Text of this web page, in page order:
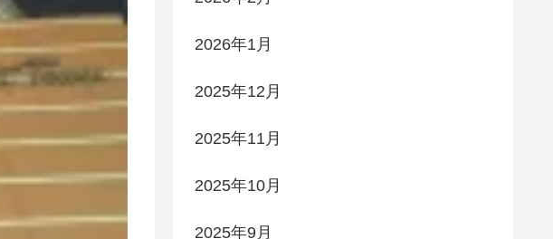
2026年1月
2025年12月
2025年11月
2025年10月
2025年9月